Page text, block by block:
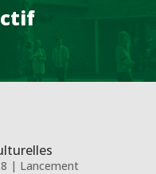
| Lancement